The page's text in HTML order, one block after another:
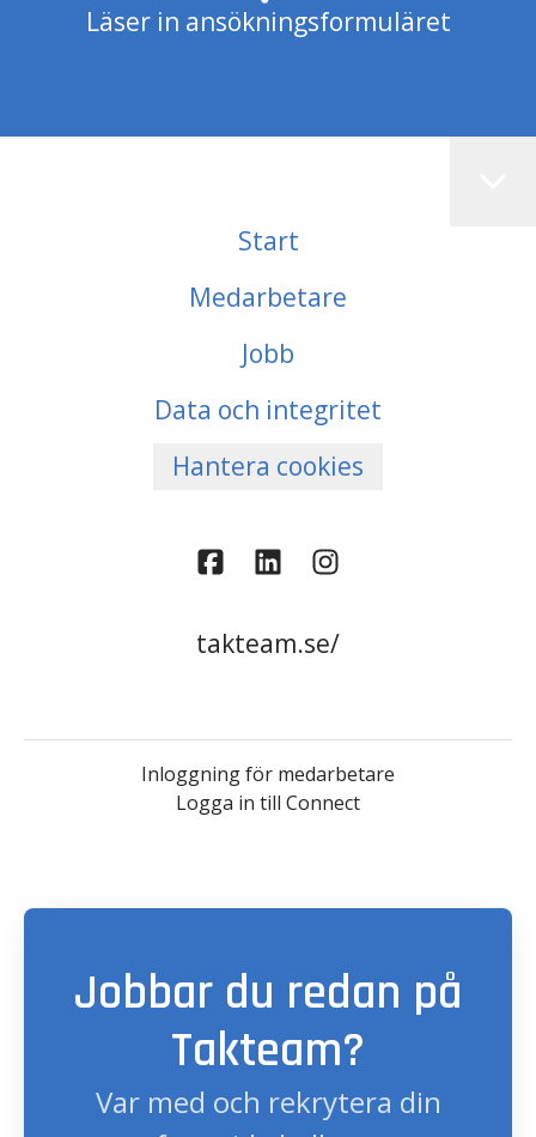
Läser in ansökningsformuläret
Start
Medarbetare
Jobb
Data och integritet
Hantera cookies
takteam.se/
Inloggning för medarbetare
Logga in till Connect
Jobbar du redan på
Takteam?
Var med och rekrytera din